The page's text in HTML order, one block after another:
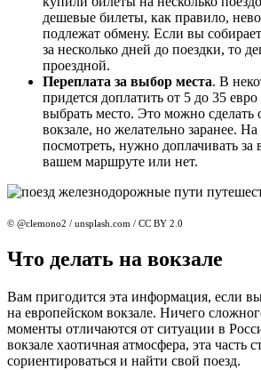
дешевые билеты, как правило,
подлежат обмену. Если вы
за несколько дней до поездки, то
проездной.
Переплата за выбор места. В
придется доплатить от 5 до 35
выбрать место. Это можно
вокзале, но желательно заранее. На
посмотреть, нужно доплачивать за
вашем маршруте или нет.
© @clemono2 / unsplash.com / CC BY 2.0
Что делать на вокзале
Вам пригодится эта информация, если
на европейском вокзале. Ничего
моменты отличаются от ситуации в
вокзале хаотичная атмосфера, эта часть
сориентироваться и найти свой поезд.